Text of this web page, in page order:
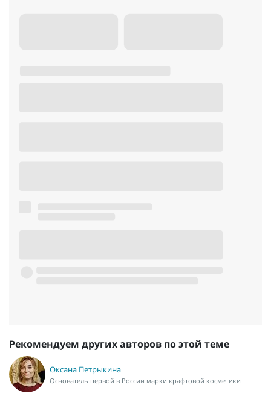
Рекомендуем других авторов по этой теме
Оксана Петрыкина
Основатель первой в России марки крафтовой косметики